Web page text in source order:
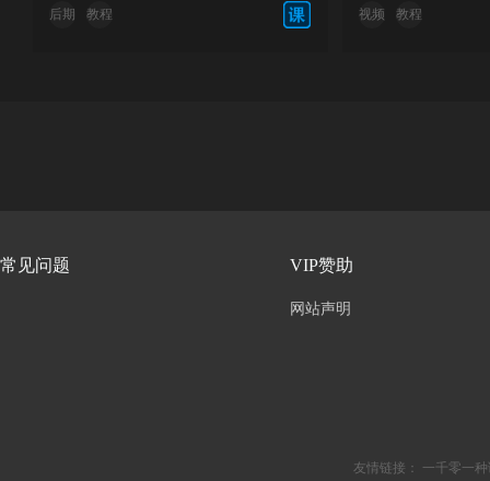
后期 教程 视频 教程
常见问题 VIP赞助
网站声明
友情链接：
一千零一